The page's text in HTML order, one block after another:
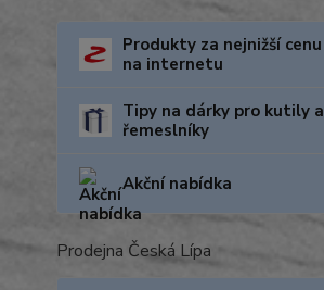
Produkty za nejnižší cenu
na internetu
Tipy na dárky pro kutily a
řemeslníky
Akční nabídka
Prodejna Česká Lípa